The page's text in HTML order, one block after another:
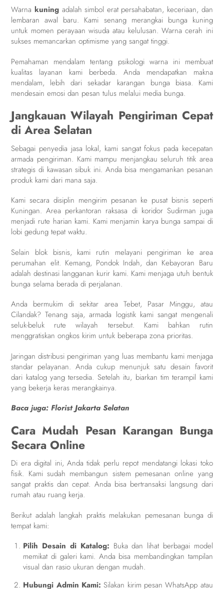
Warnakuning adalah simbol erat persahabatan, keceriaan, dan
lembaran awal baru. Kami senang merangkai bunga kuning
untuk momen perayaan wisuda atau kelulusan. Warna cerah ini
sukses memancarkan optimisme yang sangat tinggi.
Pemahaman mendalam tentang psikologi warna ini membuat
kualitas layanan kami berbeda. Anda mendapatkan makna
mendalam, lebih dari sekadar karangan bunga biasa. Kami
mendesain emosi dan pesan tulus melalui media bunga.
Jangkauan Wilayah Pengiriman Cepat
di Area Selatan
Sebagai penyedia jasa lokal, kami sangat fokus pada kecepatan
armada pengiriman. Kami mampu menjangkau seluruh titik area
strategis di kawasan sibuk ini. Anda bisa mengamankan pesanan
produk kami dari mana saja.
Kami secara disiplin mengirim pesanan ke pusat bisnis seperti
Kuningan. Area perkantoran raksasa di koridor Sudirman juga
menjadi rute harian kami. Kami menjamin karya bunga sampai di
lobi gedung tepat waktu.
Selain blok bisnis, kami rutin melayani pengiriman ke area
perumahan elit. Kemang, Pondok Indah, dan Kebayoran Baru
adalah destinasi langganan kurir kami. Kami menjaga utuh bentuk
bunga selama berada di perjalanan.
Anda bermukim di sekitar area Tebet, Pasar Minggu, atau
Cilandak? Tenang saja, armada logistik kami sangat mengenali
seluk-beluk rute wilayah tersebut. Kami bahkan rutin
menggratiskan ongkos kirim untuk beberapa zona prioritas.
Jaringan distribusi pengiriman yang luas membantu kami menjaga
standar pelayanan. Anda cukup menunjuk satu desain favorit
dari katalog yang tersedia. Setelah itu, biarkan tim terampil kami
yang bekerja keras merangkainya.
Baca juga:Florist Jakarta Selatan
Cara Mudah Pesan Karangan Bunga
Secara Online
Di era digital ini, Anda tidak perlu repot mendatangi lokasi toko
fisik. Kami sudah membangun sistem pemesanan online yang
sangat praktis dan cepat. Anda bisa bertransaksi langsung dari
rumah atau ruang kerja.
Berikut adalah langkah praktis melakukan pemesanan bunga di
tempat kami:
Pilih Desain di Katalog: Buka dan lihat berbagai model
memikat di galeri kami. Anda bisa membandingkan tampilan
visual dan rasio ukuran dengan mudah.
Hubungi Admin Kami: Silakan kirim pesan WhatsApp atau